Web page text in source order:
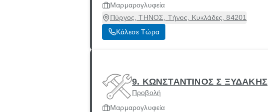
Μαρμαρογλυφεία
Πύργος, ΤΗΝΟΣ, Τήνος, Κυκλάδες, 84201
Κάλεσε Τώρα
9. ΚΩΝΣΤΑΝΤΙΝΟΣ Σ ΞΥΔΑΚΗΣ
Προβολή
Μαρμαρογλυφεία